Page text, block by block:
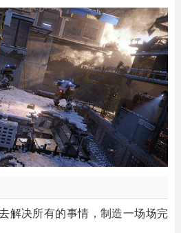
解决所有的事情，制造一场场完